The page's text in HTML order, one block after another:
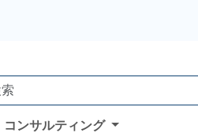
コンサルティング